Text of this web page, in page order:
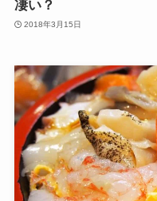
凄い？
2018年3月15日